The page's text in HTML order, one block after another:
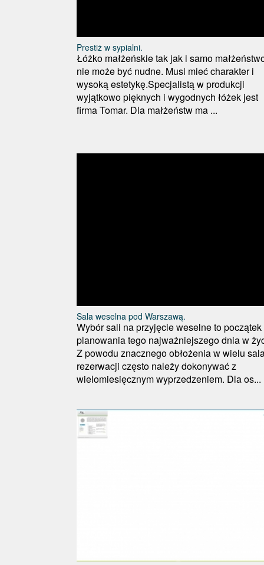
Prestiż w sypialni.
Łóżko małżeńskie tak jak i samo
nie może być nudne. Musi mieć charakter i
wysoką estetykę.Specjalistą w produkcji
wyjątkowo pięknych i wygodnych łóżek jest
firma Tomar. Dla małżeństw ma ...
Sala weselna pod Warszawą.
Wybór sali na przyjęcie weselne to początek
planowania tego najważniejszego dnia w
Z powodu znacznego obłożenia w wielu
rezerwacji często należy dokonywać z
wielomiesięcznym wyprzedzeniem. Dla os...